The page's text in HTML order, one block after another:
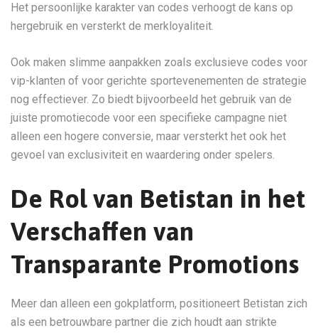
Het persoonlijke karakter van codes verhoogt de kans op
hergebruik en versterkt de merkloyaliteit.
Ook maken slimme aanpakken zoals exclusieve codes voor
vip-klanten of voor gerichte sportevenementen de strategie
nog effectiever. Zo biedt bijvoorbeeld het gebruik van de
juiste promotiecode voor een specifieke campagne niet
alleen een hogere conversie, maar versterkt het ook het
gevoel van exclusiviteit en waardering onder spelers.
De Rol van Betistan in het
Verschaffen van
Transparante Promotions
Meer dan alleen een gokplatform, positioneert Betistan zich
als een betrouwbare partner die zich houdt aan strikte